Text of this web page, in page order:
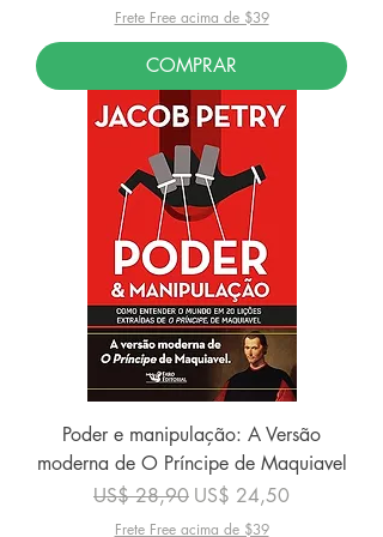
Frete Free acima de $39
COMPRAR
Poder e manipulação: A Versão
moderna de O Príncipe de Maquiavel
Preço normal
US$ 28,90 Preço promocional
US$ 24,50
Frete Free acima de $39